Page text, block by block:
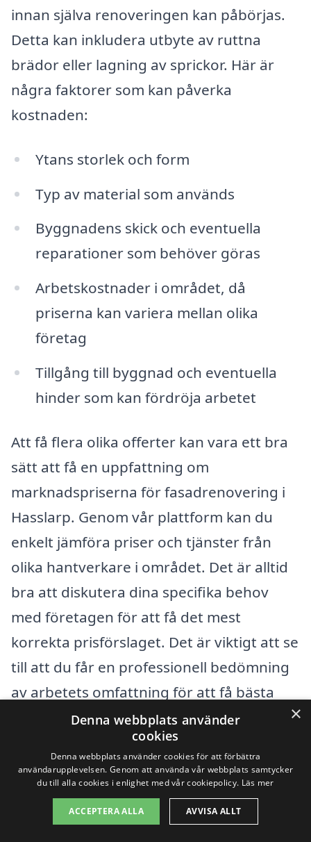
innan själva renoveringen kan påbörjas.
Detta kan inkludera utbyte av ruttna
brädor eller lagning av sprickor. Här är
några faktorer som kan påverka
kostnaden:
Ytans storlek och form
Typ av material som används
Byggnadens skick och eventuella
reparationer som behöver göras
Arbetskostnader i området, då
priserna kan variera mellan olika
företag
Tillgång till byggnad och eventuella
hinder som kan fördröja arbetet
Att få flera olika offerter kan vara ett bra
sätt att få en uppfattning om
marknadspriserna för fasadrenovering i
Hasslarp. Genom vår plattform kan du
enkelt jämföra priser och tjänster från
olika hantverkare i området. Det är alltid
bra att diskutera dina specifika behov
med företagen för att få det mest
korrekta prisförslaget. Det är viktigt att se
till att du får en professionell bedömning
av arbetets omfattning för att få bästa
möjliga resultat.
Sammanfattningsvis är priset på
fasadrenovering i Hasslarp beroende av
flera faktorer, inklusive storlek, material
×
Denna webbplats använder
cookies
Denna webbplats använder cookies för att förbättra
användarupplevelsen. Genom att använda vår webbplats samtycker
du till alla cookies i enlighet med vår cookiepolicy. Läs mer
ACCEPTERA ALLA AVVISA ALLT